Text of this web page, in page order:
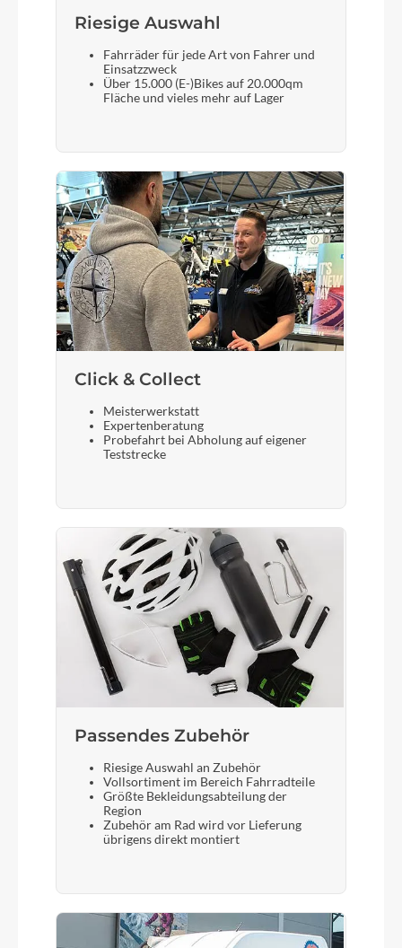
Riesige Auswahl
Fahrräder für jede Art von Fahrer und
Einsatzzweck
Über 15.000 (E-)Bikes auf 20.000qm
Fläche und vieles mehr auf Lager
Click & Collect
Meisterwerkstatt
Expertenberatung
Probefahrt bei Abholung auf eigener
Teststrecke
Passendes Zubehör
Riesige Auswahl an Zubehör
Vollsortiment im Bereich Fahrradteile
Größte Bekleidungsabteilung der
Region
Zubehör am Rad wird vor Lieferung
übrigens direkt montiert